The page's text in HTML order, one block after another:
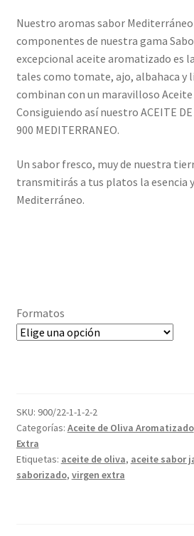
Nuestro aromas sabor Mediterráneo
componentes de nuestra gama
excepcional aceite aromatizado es
tales como tomate, ajo, albahaca y
combinan con un maravilloso
Consiguiendo así nuestro ACEITE DE
900 MEDITERRANEO.
Un sabor fresco, muy de nuestra
transmitirás a tus platos la esencia
Mediterráneo.
Formatos
SKU: 900/22-1-1-2-2
Categorías: Aceite de Oliva Aromatizado
Extra
Etiquetas: aceite de oliva, aceite sabor
saborizado, virgen extra